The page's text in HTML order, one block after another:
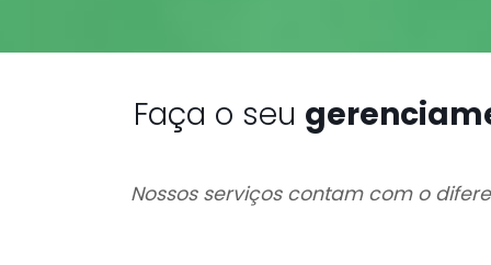
Faça o seu
Nossos serviços contam com o